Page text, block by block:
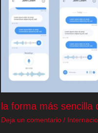
la forma más sencilla
Deja un comentario /